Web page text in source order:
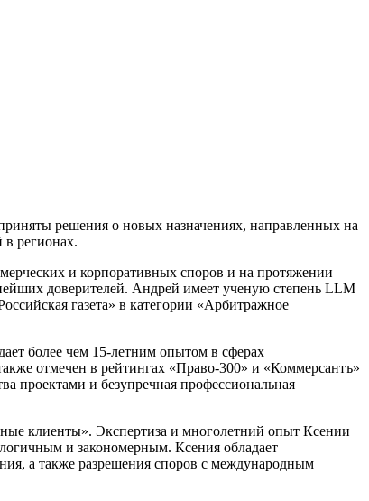
решения о новых назначениях, направленных на
в регионах.
и корпоративных споров и на протяжении
доверителей. Андрей имеет ученую степень LLM
газета» в категории «Арбитражное
более чем 15-летним опытом в сферах
отмечен в рейтингах «Право-300» и «Коммерсантъ»
проектами и безупречная профессиональная
клиенты». Экспертиза и многолетний опыт Ксении
и закономерным. Ксения обладает
а также разрешения споров с международным